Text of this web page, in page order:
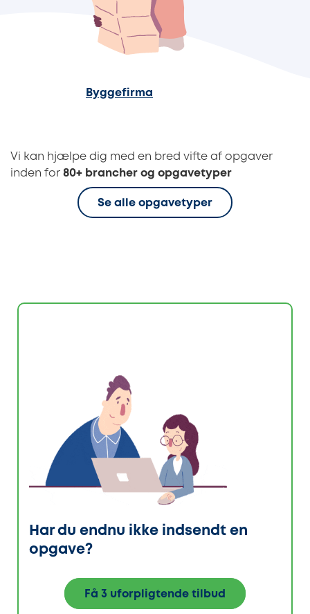
Byggefirma
Vi kan hjælpe dig med en bred vifte af opgaver
inden for 80+ brancher og opgavetyper
Se alle opgavetyper
Har du endnu ikke indsendt en
opgave?
Få 3 uforpligtende tilbud